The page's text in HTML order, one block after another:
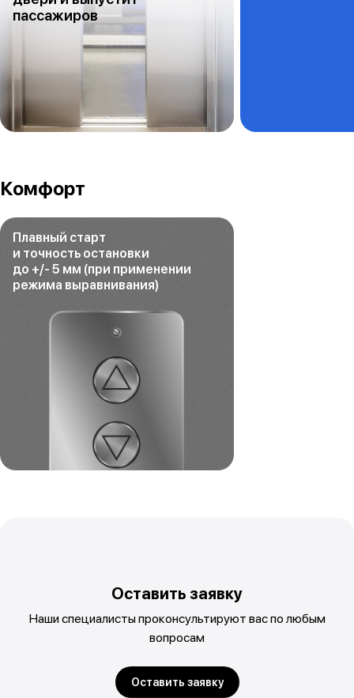
пассажиров
Комфорт
Плавный старт
и точность остановки
до +/- 5 мм (при применении
режима выравнивания)
Оставить заявку
Наши специалисты проконсультируют вас по любым
вопросам
Оставить заявку